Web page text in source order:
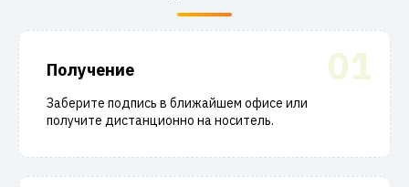
01
Получение
Заберите подпись в ближайшем офисе или
получите дистанционно на носитель.